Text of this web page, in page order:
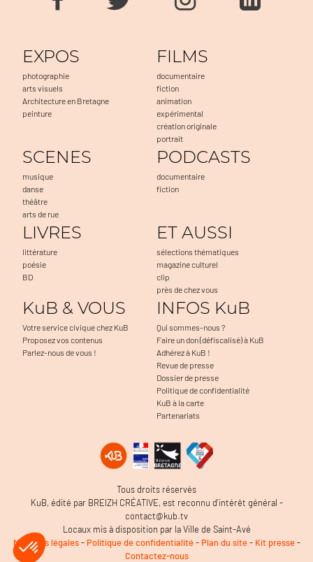
EXPOS
photographie
arts visuels
Architecture en Bretagne
peinture
FILMS
documentaire
fiction
animation
expérimental
création originale
portrait
SCENES
musique
danse
théâtre
arts de rue
PODCASTS
documentaire
fiction
LIVRES
littérature
poésie
BD
ET AUSSI
sélections thématiques
magazine culturel
clip
près de chez vous
KuB & VOUS
Votre service civique chez KuB
Proposez vos contenus
Parlez-nous de vous !
INFOS KuB
Qui sommes-nous ?
Faire un don (défiscalisé) à KuB
Adhérez à KuB !
Revue de presse
Dossier de presse
Politique de confidentialité
KuB à la carte
Partenariats
Tous droits réservés
KuB, édité par BREIZH CRÉATIVE, est reconnu d’intérêt général -
contact@kub.tv
Locaux mis à disposition par la Ville de Saint-Avé
Mentions légales- Politique de confidentialité- Plan du site- Kit presse-
Contactez-nous